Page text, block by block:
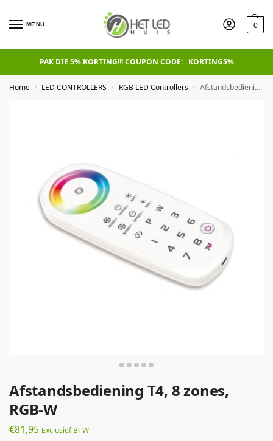
MENU 0
PAK DIE 5% KORTING!!! COUPON CODE: KORTING5%
Home / LED CONTROLLERS / RGB LED Controllers / Afstandsbediening T4, 8 zones, RGB-W
Afstandsbediening T4, 8 zones,
RGB-W
€81,95 Exclusief BTW